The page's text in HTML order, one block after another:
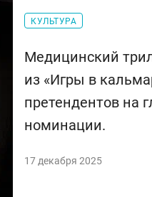
КУЛЬТУРА
Медицинский
из «Игры в
претендентов на
номинации.
17 декабря 2025